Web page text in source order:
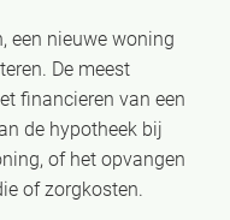
een nieuwe woning
De meest
financieren van een
de hypotheek bij
of het opvangen
of zorgkosten.